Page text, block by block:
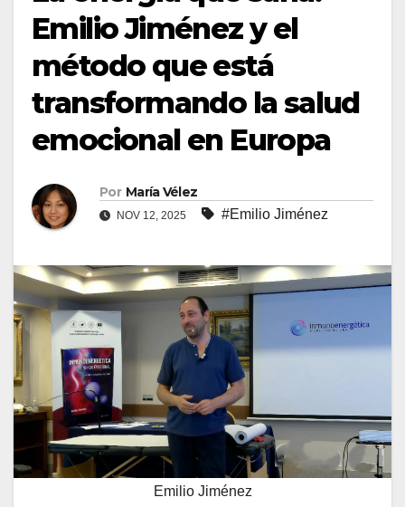
Emilio Jiménez y el
método que está
transformando la salud
emocional en Europa
Por María Vélez
NOV 12, 2025 #Emilio Jiménez
Emilio Jiménez